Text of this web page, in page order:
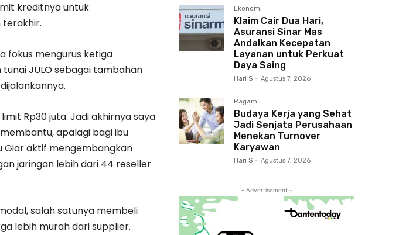
kreditnya untuk
terakhir.
fokus mengurus ketiga
JULO sebagai tambahan
Rp30 juta. Jadi akhirnya saya
apalagi bagi ibu
Giar aktif mengembangkan
jaringan lebih dari 44 reseller
salah satunya membeli
lebih murah dari supplier.
Ekonomi
Klaim Cair Dua Hari,
Asuransi Sinar Mas
Andalkan Kecepatan
Layanan untuk Perkuat
Daya Saing
Hari S - Agustus 7, 2026
Ragam
Budaya Kerja yang Sehat
Jadi Senjata Perusahaan
Menekan Turnover
Karyawan
Hari S - Agustus 7, 2026
- Advertisement -